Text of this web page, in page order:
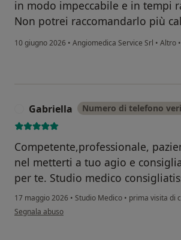
in modo impeccabile e in tempi
Non potrei raccomandarlo più
10 giugno 2026 • Angiomedica Service Srl • Altro •
Gabriella Numero di telefono
Competente,professionale,
nel metterti a tuo agio e
per te. Studio medico
17 maggio 2026 • Studio Medico • prima visita di
secondo l'opinione dell'utente Gabriella
Segnala abuso